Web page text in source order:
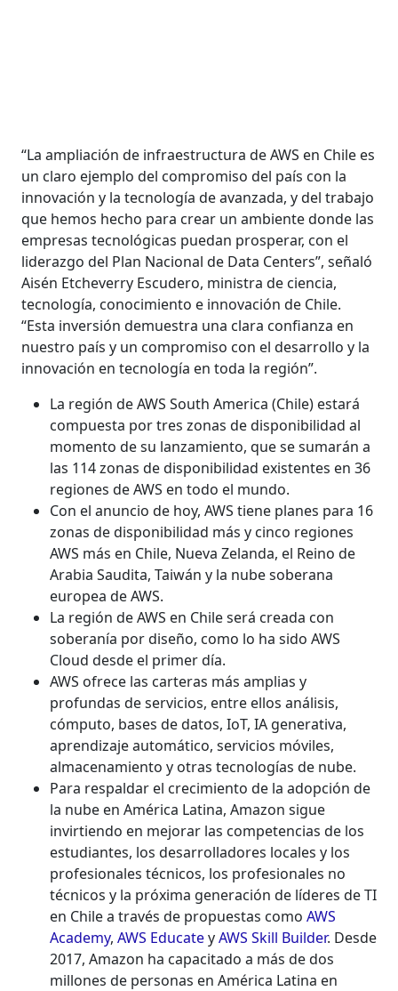
“La ampliación de infraestructura de AWS en Chile es
un claro ejemplo del compromiso del país con la
innovación y la tecnología de avanzada, y del trabajo
que hemos hecho para crear un ambiente donde las
empresas tecnológicas puedan prosperar, con el
liderazgo del Plan Nacional de Data Centers”, señaló
Aisén Etcheverry Escudero, ministra de ciencia,
tecnología, conocimiento e innovación de Chile.
“Esta inversión demuestra una clara confianza en
nuestro país y un compromiso con el desarrollo y la
innovación en tecnología en toda la región”.
La región de AWS South America (Chile) estará
compuesta por tres zonas de disponibilidad al
momento de su lanzamiento, que se sumarán a
las 114 zonas de disponibilidad existentes en 36
regiones de AWS en todo el mundo.
Con el anuncio de hoy, AWS tiene planes para 16
zonas de disponibilidad más y cinco regiones
AWS más en Chile, Nueva Zelanda, el Reino de
Arabia Saudita, Taiwán y la nube soberana
europea de AWS.
La región de AWS en Chile será creada con
soberanía por diseño, como lo ha sido AWS
Cloud desde el primer día.
AWS ofrece las carteras más amplias y
profundas de servicios, entre ellos análisis,
cómputo, bases de datos, IoT, IA generativa,
aprendizaje automático, servicios móviles,
almacenamiento y otras tecnologías de nube.
Para respaldar el crecimiento de la adopción de
la nube en América Latina, Amazon sigue
invirtiendo en mejorar las competencias de los
estudiantes, los desarrolladores locales y los
profesionales técnicos, los profesionales no
técnicos y la próxima generación de líderes de TI
en Chile a través de propuestas como AWS
Academy, AWS EducateyAWS Skill Builder. Desde
2017, Amazon ha capacitado a más de dos
millones de personas en América Latina en